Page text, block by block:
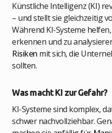
Künstliche Intelligenz (KI)
– und stellt sie gleichzeitig
Während KI-Systeme
erkennen und zu
Risiken mit sich, die
sollten.
Was macht KI zur Gefahr?
KI-Systeme sind komplex,
schwer nachvollziehbar.